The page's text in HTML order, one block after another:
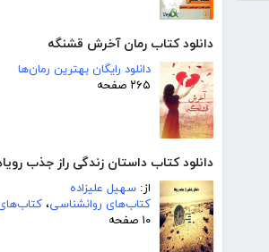
دانلود کتاب رمان آخرش قشنگه
دانلود رایگان بهترین رمان‌ها
۲۶۵ صفحه
دانلود کتاب داستان زندگی راز جذب
از: سهیل علیزاده
کتاب‌های روانشناسی،
۱۰ صفحه